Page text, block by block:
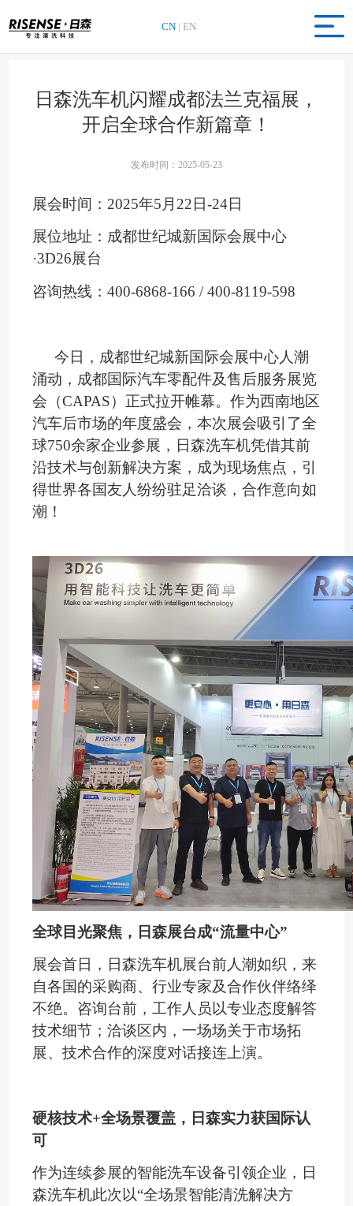
CN | EN
日森洗车机闪耀成都法兰克福展，
开启全球合作新篇章！
发布时间：2025-05-23
展会时间： 2025年5月22日-24日
展位地址：成都世纪城新国际会展中心
·3D26展台
咨询热线：400-6868-166 / 400-8119-598
今日，成都世纪城新国际会展中心人潮
涌动，成都国际汽车零配件及售后服务展览
会（CAPAS）正式拉开帷幕。作为西南地区
汽车后市场的年度盛会，本次展会吸引了全
球750余家企业参展，日森洗车机凭借其前
沿技术与创新解决方案，成为现场焦点，引
得世界各国友人纷纷驻足洽谈，合作意向如
潮！
全球目光聚焦，日森展台成“流量中心”
展会首日，日森洗车机展台前人潮如织，来
自各国的采购商、行业专家及合作伙伴络绎
不绝。咨询台前，工作人员以专业态度解答
技术细节；洽谈区内，一场场关于市场拓
展、技术合作的深度对话接连上演。
硬核技术+全场景覆盖，日森实力获国际认
可
作为连续参展的智能洗车设备引领企业，日
森洗车机此次以“全场景智能清洗解决方